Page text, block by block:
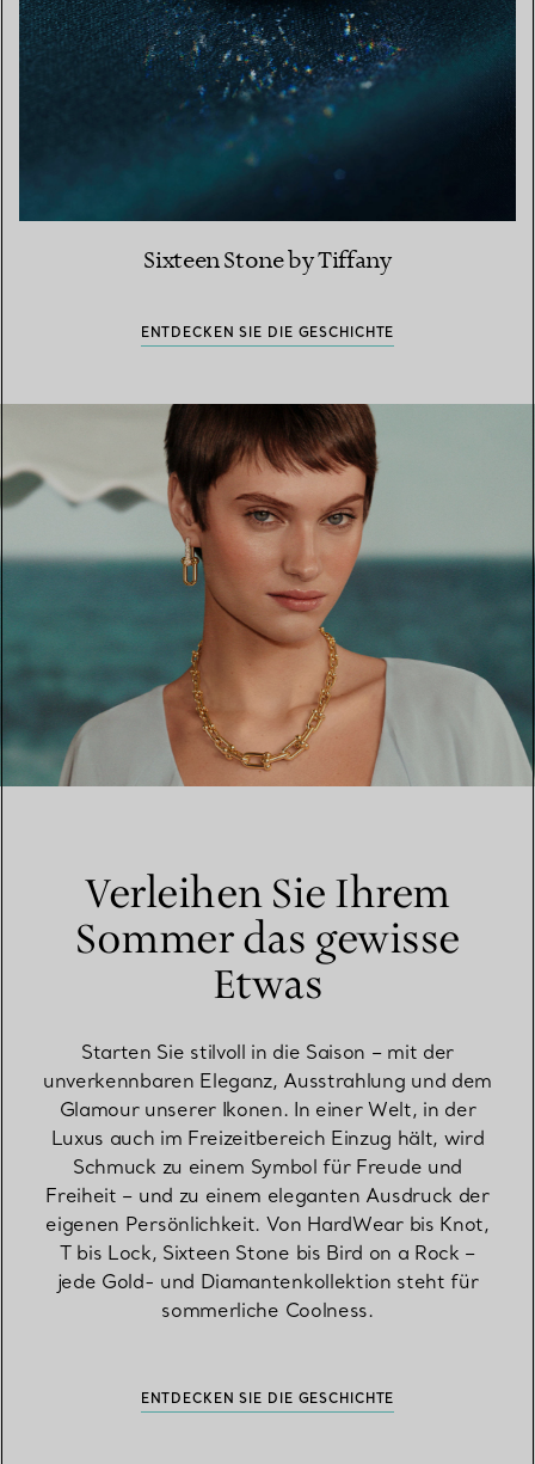
Sixteen Stone by Tiffany
ENTDECKEN SIE DIE GESCHICHTE
Verleihen Sie Ihrem
Sommer das gewisse
Etwas
Starten Sie stilvoll in die Saison – mit der
unverkennbaren Eleganz, Ausstrahlung und dem
Glamour unserer Ikonen. In einer Welt, in der
Luxus auch im Freizeitbereich Einzug hält, wird
Schmuck zu einem Symbol für Freude und
Freiheit – und zu einem eleganten Ausdruck der
eigenen Persönlichkeit. Von HardWear bis Knot,
T bis Lock, Sixteen Stone bis Bird on a Rock –
jede Gold- und Diamantenkollektion steht für
sommerliche Coolness.
ENTDECKEN SIE DIE GESCHICHTE